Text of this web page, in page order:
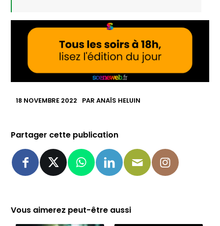
18 NOVEMBRE 2022 PARANAÏS HELUIN
Partager cette publication
Vous aimerez peut-être aussi